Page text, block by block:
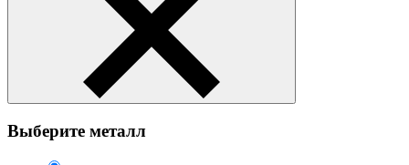
Выберите металл